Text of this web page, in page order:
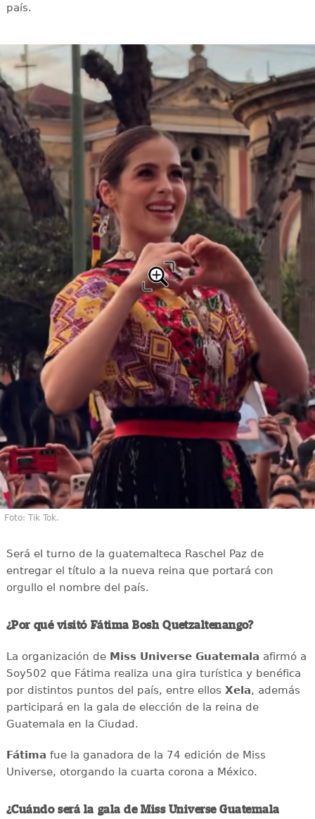
país.
Foto: Tik Tok.
Será el turno de la guatemalteca Raschel Paz de
entregar el título a la nueva reina que portará con
orgullo el nombre del país.
¿Por qué visitó Fátima Bosh Quetzaltenango?
La organización de Miss Universe Guatemala afirmó a
Soy502 que Fátima realiza una gira turística y benéfica
por distintos puntos del país, entre ellos Xela, además
participará en la gala de elección de la reina de
Guatemala en la Ciudad.
Fátima fue la ganadora de la 74 edición de Miss
Universe, otorgando la cuarta corona a México.
¿Cuándo será la gala de Miss Universe Guatemala